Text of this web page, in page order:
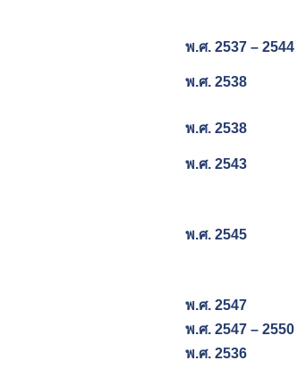
พ.ศ. 2537 – 2544
พ.ศ. 2538
พ.ศ. 2538
พ.ศ. 2543
พ.ศ. 2545
พ.ศ. 2547
พ.ศ. 2547 – 2550
พ.ศ. 2536